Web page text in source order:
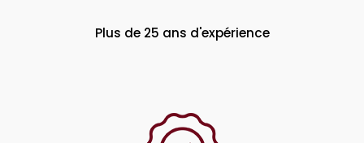
Plus de 25 ans d'expérience